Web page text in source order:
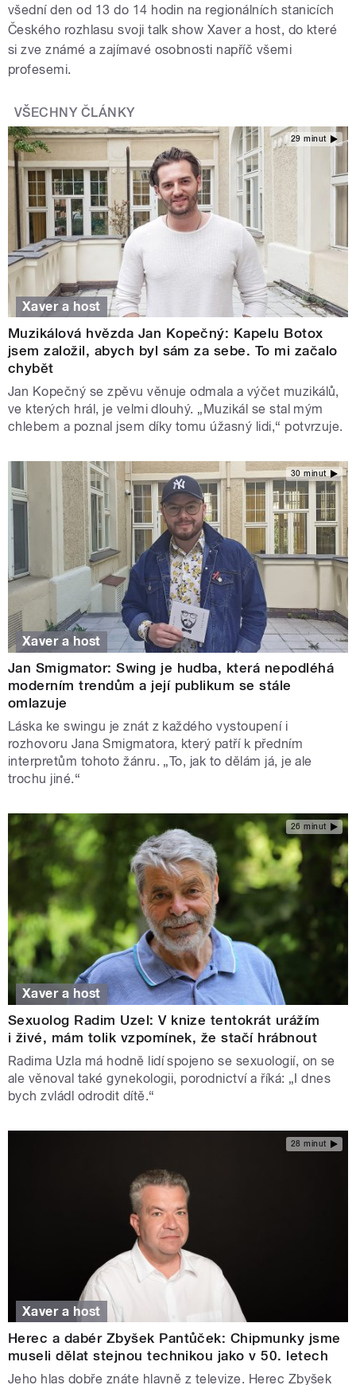
všední den od 13 do 14 hodin na regionálních stanicích
Českého rozhlasu svoji talk show Xaver a host, do které
si zve známé a zajímavé osobnosti napříč všemi
profesemi.
VŠECHNY ČLÁNKY
29 minut
Xaver a host
Muzikálová hvězda Jan Kopečný: Kapelu Botox
jsem založil, abych byl sám za sebe. To mi začalo
chybět
Jan Kopečný se zpěvu věnuje odmala a výčet muzikálů,
ve kterých hrál, je velmi dlouhý. „Muzikál se stal mým
chlebem a poznal jsem díky tomu úžasný lidi,“ potvrzuje.
30 minut
Xaver a host
Jan Smigmator: Swing je hudba, která nepodléhá
moderním trendům a její publikum se stále
omlazuje
Láska ke swingu je znát z každého vystoupení i
rozhovoru Jana Smigmatora, který patří k předním
interpretům tohoto žánru. „To, jak to dělám já, je ale
trochu jiné.“
26 minut
Xaver a host
Sexuolog Radim Uzel: V knize tentokrát urážím
i živé, mám tolik vzpomínek, že stačí hrábnout
Radima Uzla má hodně lidí spojeno se sexuologií, on se
ale věnoval také gynekologii, porodnictví a říká: „I dnes
bych zvládl odrodit dítě.“
28 minut
Xaver a host
Herec a dabér Zbyšek Pantůček: Chipmunky jsme
museli dělat stejnou technikou jako v 50. letech
Jeho hlas dobře znáte hlavně z televize. Herec Zbyšek